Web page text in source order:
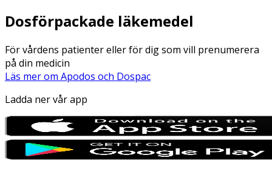
Dosförpackade läkemedel
För vårdens patienter eller för dig som vill prenumerera
på din medicin
Läs mer om Apodos och Dospac
Ladda ner vår app